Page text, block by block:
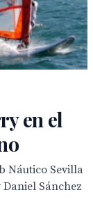
en el
Náutico Sevilla
Sánchez